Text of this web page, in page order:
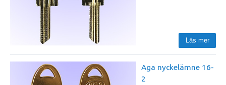
Läs mer
Aga nyckelämne 16-
2